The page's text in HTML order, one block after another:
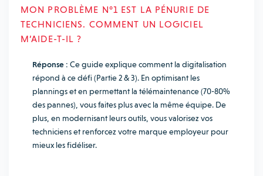
MON PROBLÈME N°1 EST LA PÉNURIE DE
TECHNICIENS. COMMENT UN LOGICIEL
M’AIDE-T-IL ?
Réponse : Ce guide explique comment la digitalisation
répond à ce défi (Partie 2 & 3). En optimisant les
plannings et en permettant la télémaintenance (70-80%
des pannes), vous faites plus avec la même équipe. De
plus, en modernisant leurs outils, vous valorisez vos
techniciens et renforcez votre marque employeur pour
mieux les fidéliser.